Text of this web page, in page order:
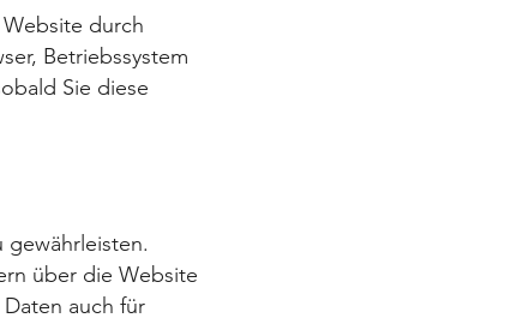
durch
Betriebssystem
Sie diese
über die Website
auch für